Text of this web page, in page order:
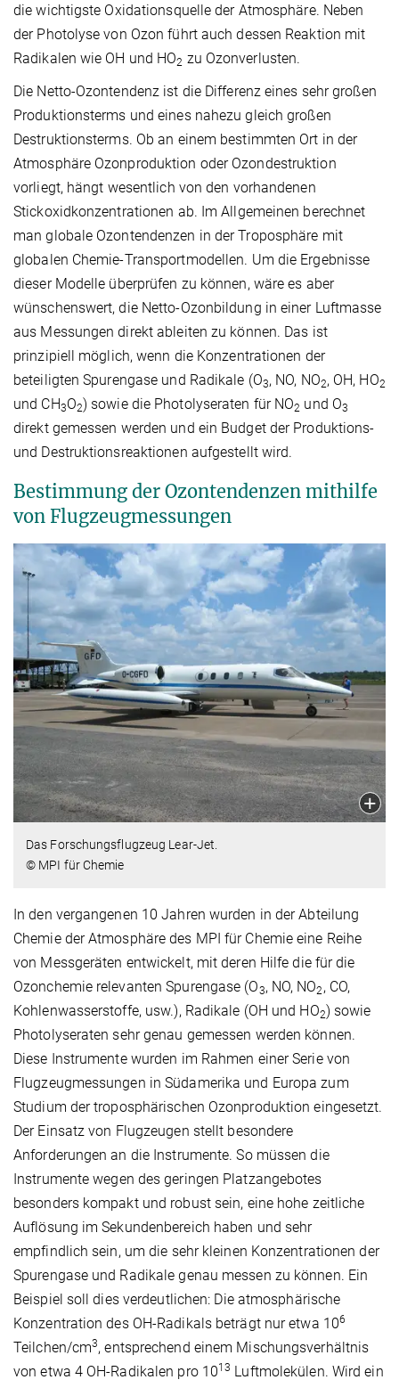
die wichtigste Oxidationsquelle der Atmosphäre. Neben
der Photolyse von Ozon führt auch dessen Reaktion mit
Radikalen wie OH und HO2 zu Ozonverlusten.
Die Netto-Ozontendenz ist die Differenz eines sehr großen
Produktionsterms und eines nahezu gleich großen
Destruktionsterms. Ob an einem bestimmten Ort in der
Atmosphäre Ozonproduktion oder Ozondestruktion
vorliegt, hängt wesentlich von den vorhandenen
Stickoxidkonzentrationen ab. Im Allgemeinen berechnet
man globale Ozontendenzen in der Troposphäre mit
globalen Chemie-Transportmodellen. Um die Ergebnisse
dieser Modelle überprüfen zu können, wäre es aber
wünschenswert, die Netto-Ozonbildung in einer Luftmasse
aus Messungen direkt ableiten zu können. Das ist
prinzipiell möglich, wenn die Konzentrationen der
beteiligten Spurengase und Radikale (O3, NO, NO2, OH, HO2
und CH3O2) sowie die Photolyseraten für NO2 und O3
direkt gemessen werden und ein Budget der Produktions-
und Destruktionsreaktionen aufgestellt wird.
Bestimmung der Ozontendenzen mithilfe
von Flugzeugmessungen
Das Forschungsflugzeug Lear-Jet.
© MPI für Chemie
In den vergangenen 10 Jahren wurden in der Abteilung
Chemie der Atmosphäre des MPI für Chemie eine Reihe
von Messgeräten entwickelt, mit deren Hilfe die für die
Ozonchemie relevanten Spurengase (O3, NO, NO2, CO,
Kohlenwasserstoffe, usw.), Radikale (OH und HO2) sowie
Photolyseraten sehr genau gemessen werden können.
Diese Instrumente wurden im Rahmen einer Serie von
Flugzeugmessungen in Südamerika und Europa zum
Studium der troposphärischen Ozonproduktion eingesetzt.
Der Einsatz von Flugzeugen stellt besondere
Anforderungen an die Instrumente. So müssen die
Instrumente wegen des geringen Platzangebotes
besonders kompakt und robust sein, eine hohe zeitliche
Auflösung im Sekundenbereich haben und sehr
empfindlich sein, um die sehr kleinen Konzentrationen der
Spurengase und Radikale genau messen zu können. Ein
Beispiel soll dies verdeutlichen: Die atmosphärische
Konzentration des OH-Radikals beträgt nur etwa 106
Teilchen/cm3, entsprechend einem Mischungsverhältnis
von etwa 4 OH-Radikalen pro 1013 Luftmolekülen. Wird ein